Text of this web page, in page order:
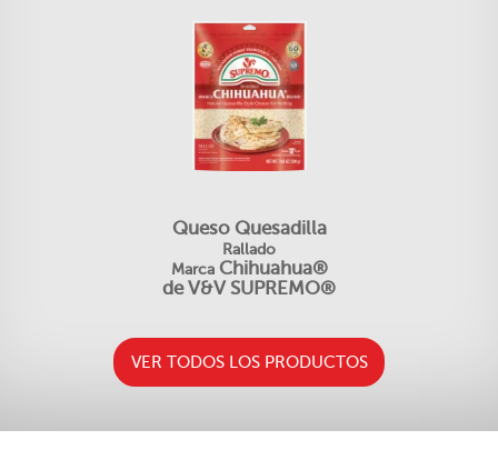
Queso Quesadilla
Rallado
MarcaChihuahua®
de V&V SUPREMO®
VER TODOS LOS PRODUCTOS